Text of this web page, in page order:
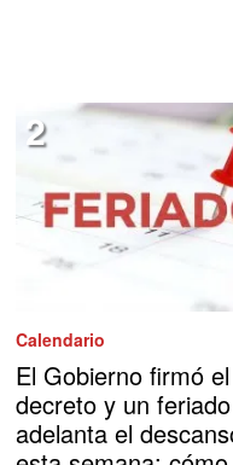
Calendario
El Gobierno firmó el
decreto y un feriado
adelanta el